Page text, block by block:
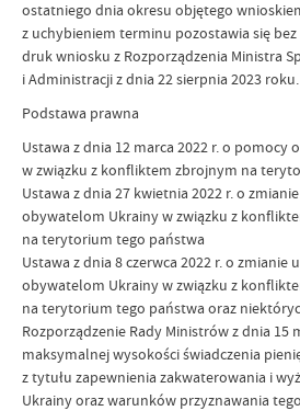
ostatniego dnia okresu objętego
z uchybieniem terminu pozostawia się
druk wniosku z Rozporządzenia Ministra
i Administracji z dnia 22 sierpnia 2023 roku.
Podstawa prawna
Ustawa z dnia 12 marca 2022 r. o
w związku z konfliktem zbrojnym na
Ustawa z dnia 27 kwietnia 2022 r. o
obywatelom Ukrainy w związku z
na terytorium tego państwa
Ustawa z dnia 8 czerwca 2022 r. o zmianie
obywatelom Ukrainy w związku z
na terytorium tego państwa oraz
Rozporządzenie Rady Ministrów z dnia 15
maksymalnej wysokości świadczenia
z tytułu zapewnienia zakwaterowania i
Ukrainy oraz warunków przyznawania